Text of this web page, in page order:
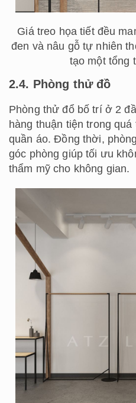
Giá treo họa tiết đều
đen và nâu gỗ tự nhiên
tạo một tổng
2.4. Phòng thử đồ
Phòng thử đổ bố trí ở 2
hàng thuận tiện trong
quần áo. Đồng thời,
góc phòng giúp tối ưu
thẩm mỹ cho không gian.